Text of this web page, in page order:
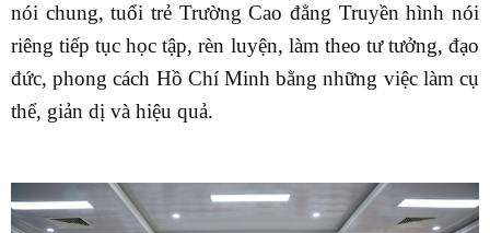
nói chung, tuổi trẻ Trường Cao đẳng Truyền hình nói
riêng tiếp tục học tập, rèn luyện, làm theo tư tưởng, đạo
đức, phong cách Hồ Chí Minh bằng những việc làm cụ
thể, giản dị và hiệu quả.